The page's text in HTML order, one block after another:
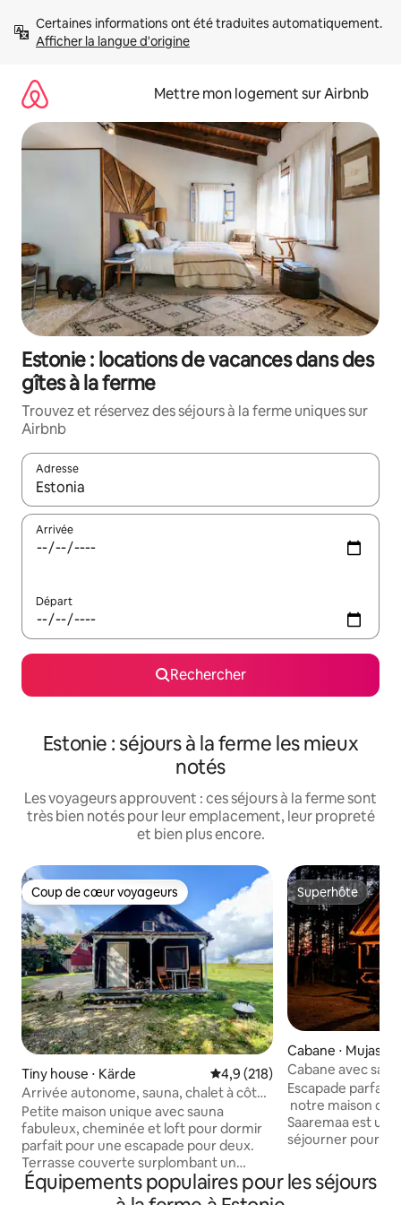
directement
Afficher la langue d'origine
Mettre mon logement sur Airbnb
Estonie : locations de vacances dans des
gîtes à la ferme
Trouvez et réservez des séjours à la ferme uniques sur
Airbnb
Adresse
Lorsque les résultats s'affichent, utilisez les flèches vers le
Arrivée
Départ
Rechercher
Estonie : séjours à la ferme les mieux
notés
Les voyageurs approuvent : ces séjours à la ferme sont
très bien notés pour leur emplacement, leur propreté
et bien plus encore.
Coup de cœur voyageurs
Coup de cœur voyageurs
Tiny house ⋅ Kärde Évaluation moyenne sur la
4,9 (218)
Arrivée autonome, sauna, chalet à côté
de la réserve naturelle
Petite maison unique avec sauna
fabuleux, cheminée et loft pour dormir
parfait pour une escapade pour deux.
Terrasse couverte surplombant un
pâturage avec du bétail écossais. Il y a du
matériel de barbecue, une kitchenette,
Superhôte
Superhôte
Cabane ⋅ Mujaste
Cabane avec
nature –
Escapade
notre maison de
Saaremaa est un
séjourner pour
vous dans un
cœur de la forêt,
Équipements populaires pour les séjours